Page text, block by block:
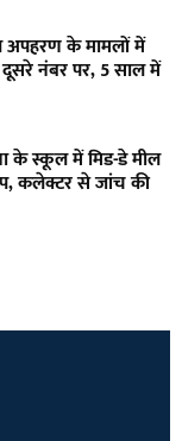
अपहरण के मामलों में
नंबर पर, 5 साल में
के स्कूल में मिड-डे मील
कलेक्टर से जांच की